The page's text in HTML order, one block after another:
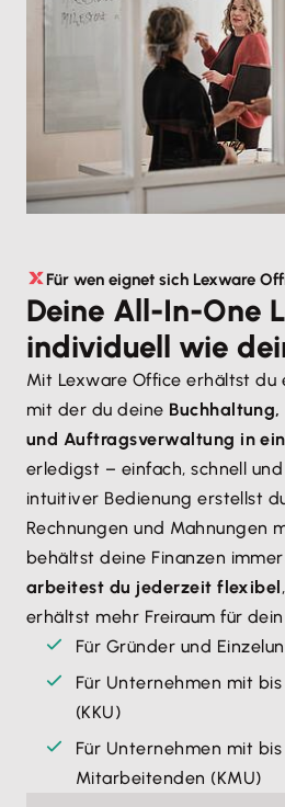
Für wen eignet sich Lexware
Deine All-In-One
individuell wie
Mit Lexware Office erhältst du
mit der du deine Buchhaltung,
und Auftragsverwaltung in
erledigst – einfach, schnell
intuitiver Bedienung erstellst
Rechnungen und Mahnungen
behältst deine Finanzen immer
arbeitest du jederzeit flexibel
erhältst mehr Freiraum für dein
Für Gründer und
Für Unternehmen mit
(KKU)
Für Unternehmen mit bis
Mitarbeitenden (KMU)